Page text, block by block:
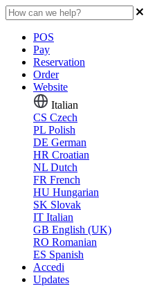
POS
Pay
Reservation
Order
Website
Italian
CS Czech
PL Polish
DE German
HR Croatian
NL Dutch
FR French
HU Hungarian
SK Slovak
IT Italian
GB English (UK)
RO Romanian
ES Spanish
Accedi
Updates